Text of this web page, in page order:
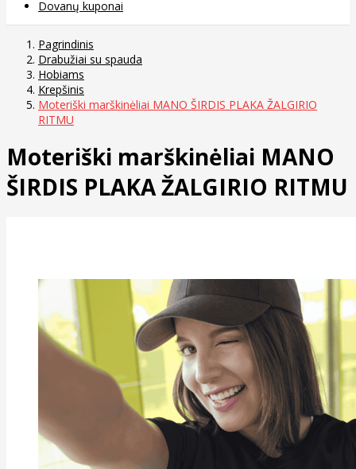
Dovanų kuponai
Pagrindinis
Drabužiai su spauda
Hobiams
Krepšinis
Moteriški marškinėliai MANO ŠIRDIS PLAKA ŽALGIRIO
RITMU
Moteriški marškinėliai MANO
ŠIRDIS PLAKA ŽALGIRIO RITMU